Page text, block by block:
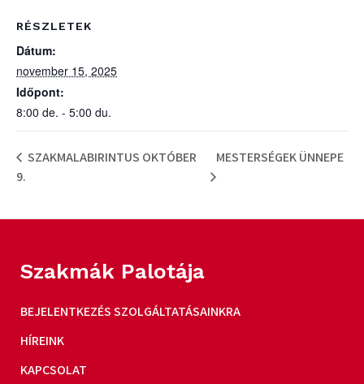
RÉSZLETEK
Dátum:
november 15, 2025
Időpont:
8:00 de. - 5:00 du.
SZAKMALABIRINTUS OKTÓBER
9.
MESTERSÉGEK ÜNNEPE
Szakmák Palotája
BEJELENTKEZÉS SZOLGÁLTATÁSAINKRA
HÍREINK
KAPCSOLAT